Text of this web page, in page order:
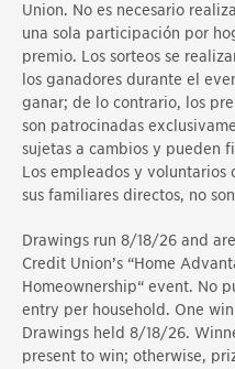
Union. No es necesario
una sola participación por
premio. Los sorteos se
los ganadores durante el
ganar; de lo contrario, los
son patrocinadas
sujetas a cambios y pueden
Los empleados y voluntarios
sus familiares directos, no
Drawings run 8/18/26 and
Credit Union’s “Home
Homeownership“ event. No
entry per household. One
Drawings held 8/18/26.
present to win; otherwise,